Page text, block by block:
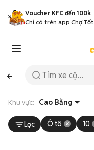
Voucher KFC đến 100k
Chỉ có trên app Chợ Tốt
Khu vực: Cao Bằng
Lọc Ô tô 10